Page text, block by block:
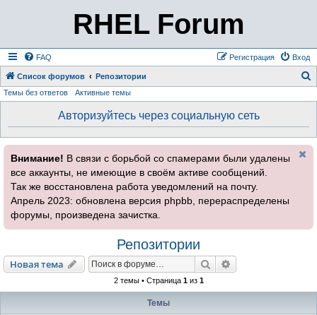
RHEL Forum
FAQ Вход
Регистрация
Список форумов Репозитории
Темы без ответов Активные темы
Авторизуйтесь через социальную сеть
Внимание! В связи с борьбой со спамерами были удалены
все аккаунты, не имеющие в своём активе сообщений.
Так же восстановлена работа уведомлений на почту.
Апрель 2023: обновлена версия phpbb, перераспределены
форумы, произведена зачистка.
Репозитории
Новая тема Поиск
2 темы • Страница 1из 1
Темы